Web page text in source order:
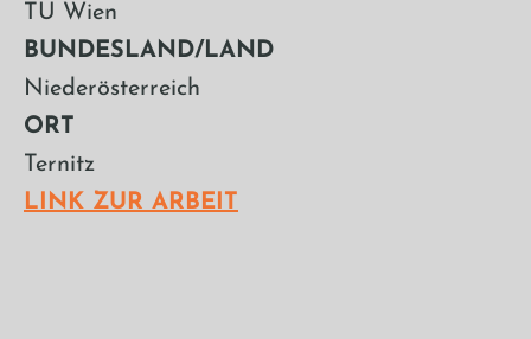
TU Wien
BUNDESLAND/LAND
Niederösterreich
ORT
Ternitz
LINK ZUR ARBEIT